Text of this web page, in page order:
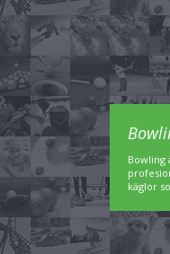
Bowling
käglor